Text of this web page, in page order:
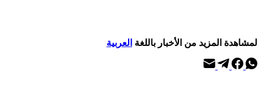
لمشاهدة المزيد من الأخبار باللغة العربية